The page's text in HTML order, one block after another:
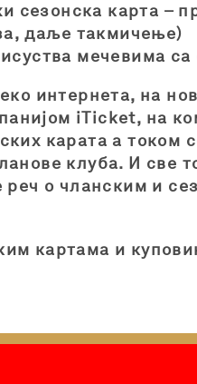
сезонска карта
даље такмичење)
мечевима
интернета, на
iTicket, на
карата а
клуба. И све
реч о чланским и
картама и